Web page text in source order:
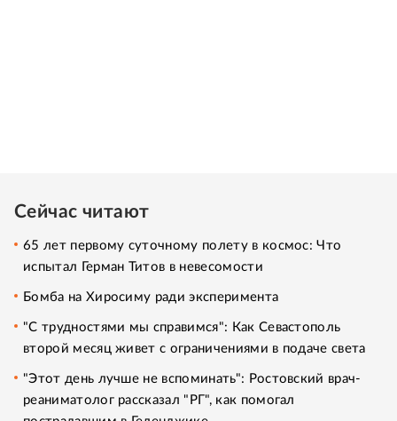
Сейчас читают
65 лет первому суточному полету в космос: Что
испытал Герман Титов в невесомости
Бомба на Хиросиму ради эксперимента
"С трудностями мы справимся": Как Севастополь
второй месяц живет с ограничениями в подаче света
"Этот день лучше не вспоминать": Ростовский врач-
реаниматолог рассказал "РГ", как помогал